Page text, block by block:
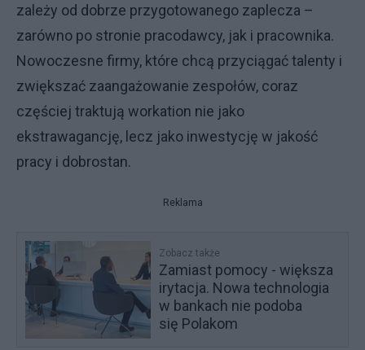
zależy od dobrze przygotowanego zaplecza –
zarówno po stronie pracodawcy, jak i pracownika.
Nowoczesne firmy, które chcą przyciągać talenty i
zwiększać zaangażowanie zespołów, coraz
częściej traktują workation nie jako
ekstrawagancję, lecz jako inwestycję w jakość
pracy i dobrostan.
Reklama
Zobacz także
Zamiast pomocy - większa
irytacja. Nowa technologia
w bankach nie podoba
się Polakom